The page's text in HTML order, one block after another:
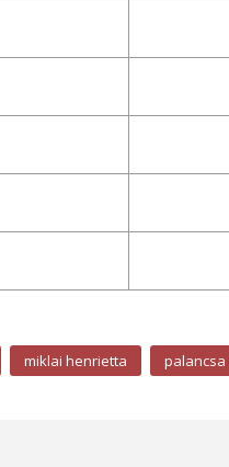
miklai henrietta palancsa